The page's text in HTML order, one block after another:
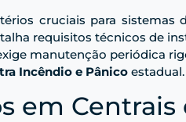
cruciais para
requisitos técnicos de
manutenção periódica
Incêndio e Pânico estadual.
em Centrais